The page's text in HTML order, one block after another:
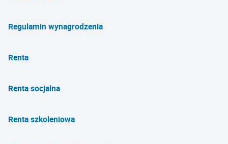
Regulamin wynagrodzenia
Renta
Renta socjalna
Renta szkoleniowa